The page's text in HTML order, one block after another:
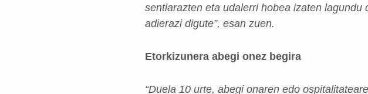
sentiarazten eta udalerri hobea izaten lagundu
adierazi digute”, esan zuen.
Etorkizunera abegi onez begira
“Duela 10 urte, abegi onaren edo